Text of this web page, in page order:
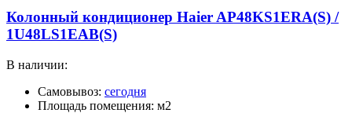
Колонный кондиционер Haier AP48KS1ERA(S) /
1U48LS1EAB(S)
В наличии:
Самовывоз: сегодня
Площадь помещения: м2